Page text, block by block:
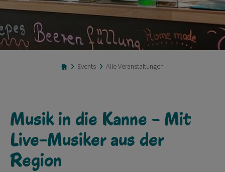
Events Alle Veranstaltungen
Musik in die Kanne - Mit
Live-Musiker aus der
Region